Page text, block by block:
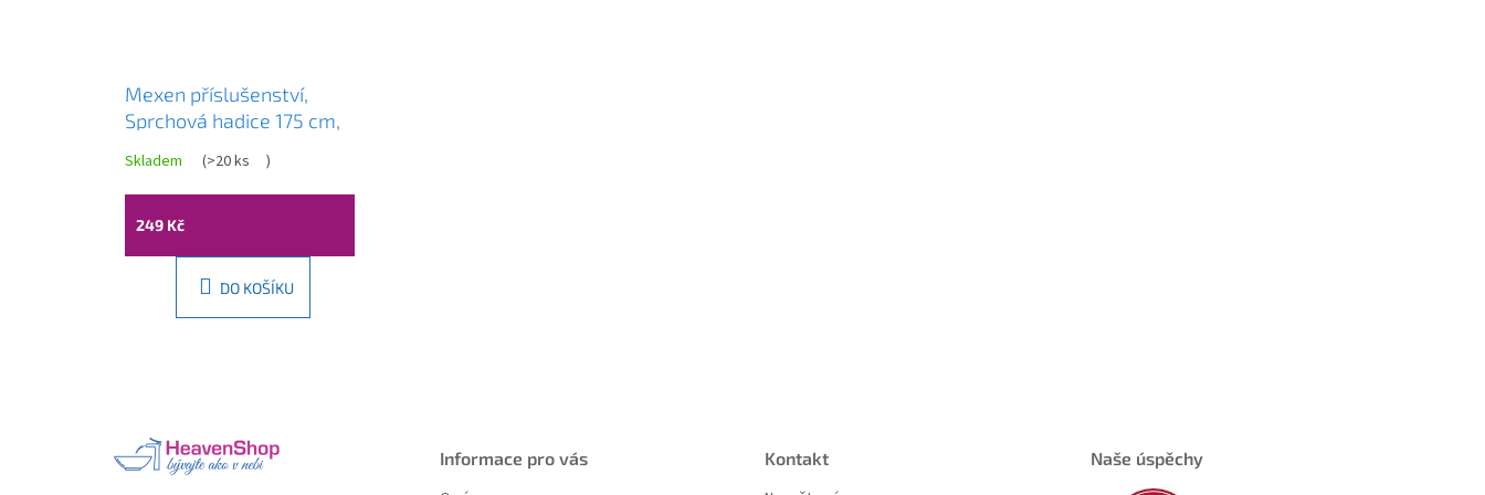
Mexen příslušenství,
Sprchová hadice 175 cm,
79475-70
Skladem (>20 ks )
249 Kč
DO KOŠÍKU
Informace pro vás Kontakt Naše úspěchy